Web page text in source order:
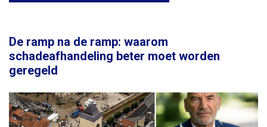
De ramp na de ramp: waarom
schadeafhandeling beter moet worden
geregeld